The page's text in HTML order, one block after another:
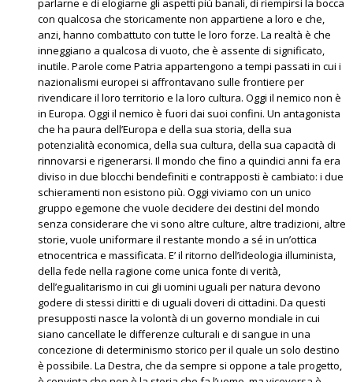
parlarne e di elogiarne gli aspetti più banali, di riempirsi la bocca
con qualcosa che storicamente non appartiene a loro e che,
anzi, hanno combattuto con tutte le loro forze. La realtà è che
inneggiano a qualcosa di vuoto, che è assente di significato,
inutile. Parole come Patria appartengono a tempi passati in cui i
nazionalismi europei si affrontavano sulle frontiere per
rivendicare il loro territorio e la loro cultura. Oggi il nemico non è
in Europa. Oggi il nemico è fuori dai suoi confini. Un antagonista
che ha paura dell’Europa e della sua storia, della sua
potenzialità economica, della sua cultura, della sua capacità di
rinnovarsi e rigenerarsi. Il mondo che fino a quindici anni fa era
diviso in due blocchi bendefiniti e contrapposti è cambiato: i due
schieramenti non esistono più. Oggi viviamo con un unico
gruppo egemone che vuole decidere dei destini del mondo
senza considerare che vi sono altre culture, altre tradizioni, altre
storie, vuole uniformare il restante mondo a sé in un’ottica
etnocentrica e massificata. E’ il ritorno dell’ideologia illuminista,
della fede nella ragione come unica fonte di verità,
dell’egualitarismo in cui gli uomini uguali per natura devono
godere di stessi diritti e di uguali doveri di cittadini. Da questi
presupposti nasce la volontà di un governo mondiale in cui
siano cancellate le differenze culturali e di sangue in una
concezione di determinismo storico per il quale un solo destino
è possibile. La Destra, che da sempre si oppone a tale progetto,